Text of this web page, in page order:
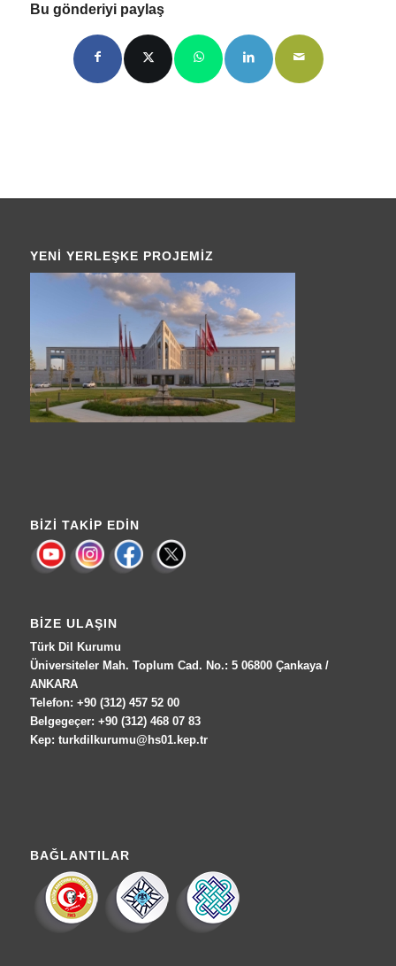
Bu gönderiyi paylaş
YENI YERLEŞKE PROJEMIZ
BIZI TAKIP EDIN
BIZE ULAŞIN
Türk Dil Kurumu
Üniversiteler Mah. Toplum Cad. No.: 5 06800 Çankaya /
ANKARA
Telefon: +90 (312) 457 52 00
Belgegeçer: +90 (312) 468 07 83
Kep: turkdilkurumu@hs01.kep.tr
BAĞLANTILAR